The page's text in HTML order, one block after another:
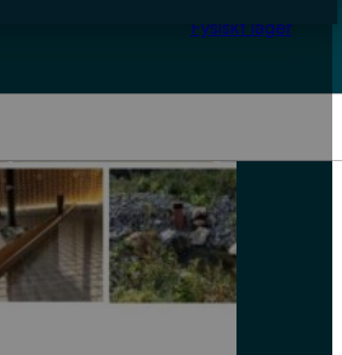
Fysiskt lager